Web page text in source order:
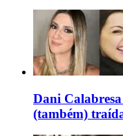
Dani
(também)